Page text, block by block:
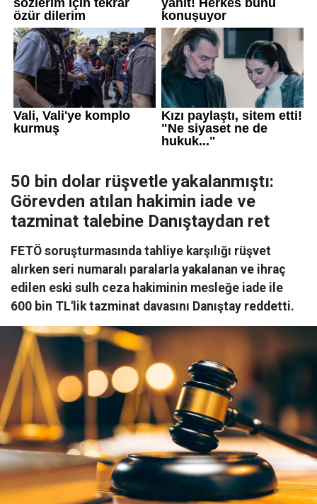
50 bin dolar rüşvetle yakalanmıştı:
Görevden atılan hakimin iade ve
tazminat talebine Danıştaydan ret
FETÖ soruşturmasında tahliye karşılığı rüşvet
alırken seri numaralı paralarla yakalanan ve ihraç
edilen eski sulh ceza hakiminin mesleğe iade ile
600 bin TL'lik tazminat davasını Danıştay reddetti.